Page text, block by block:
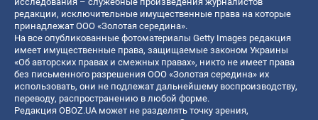
редакции, исключительные имущественные права на которые
принадлежат ООО «Золотая середина».
На все опубликованные фотоматериалы Getty Images редакция
имеет имущественные права, защищаемые законом Украины
«Об авторских правах и смежных правах», никто не имеет права
без письменного разрешения ООО «Золотая середина» их
использовать, они не подлежат дальнейшему воспроизводству,
переводу, распространению в любой форме.
Редакция OBOZ.UA может не разделять точку зрения,